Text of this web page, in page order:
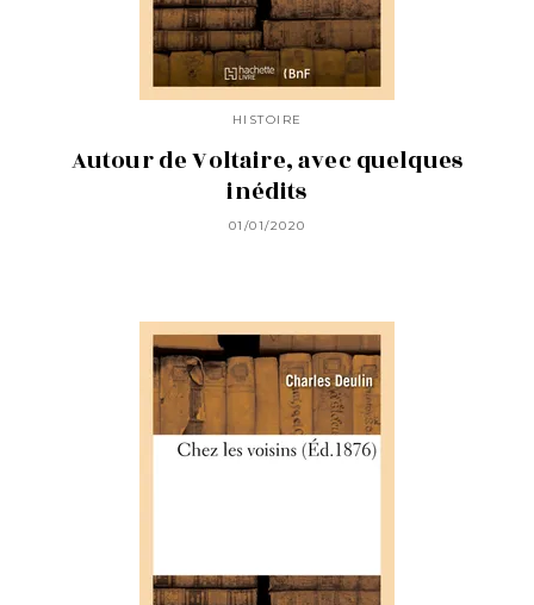
HISTOIRE
Autour de Voltaire, avec quelques
inédits
01/01/2020